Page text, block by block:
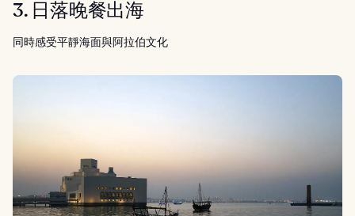
3. 日落晚餐出海
同時感受平靜海面與阿拉伯文化